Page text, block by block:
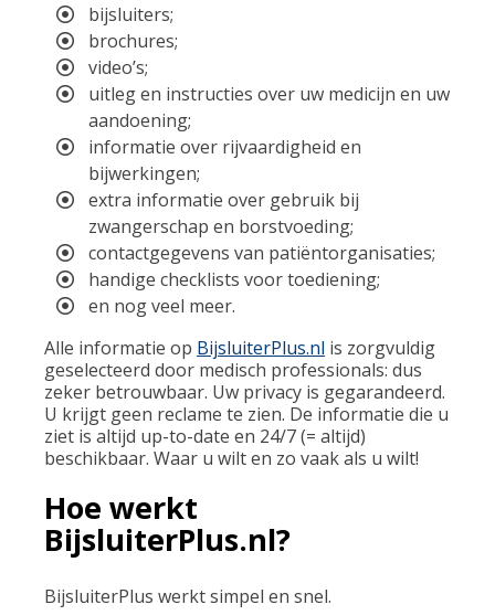
bijsluiters;
brochures;
video’s;
uitleg en instructies over uw medicijn en uw
aandoening;
informatie over rijvaardigheid en
bijwerkingen;
extra informatie over gebruik bij
zwangerschap en borstvoeding;
contactgegevens van patiëntorganisaties;
handige checklists voor toediening;
en nog veel meer.
Alle informatie op BijsluiterPlus.nl is zorgvuldig
geselecteerd door medisch professionals: dus
zeker betrouwbaar. Uw privacy is gegarandeerd.
U krijgt geen reclame te zien. De informatie die u
ziet is altijd up-to-date en 24/7 (= altijd)
beschikbaar. Waar u wilt en zo vaak als u wilt!
Hoe werkt
BijsluiterPlus.nl?
BijsluiterPlus werkt simpel en snel.